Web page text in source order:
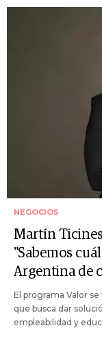
NEGOCIOS
Martín
"Sabemos
Argentina de
El programa Valor
que busca dar
empleabilidad y